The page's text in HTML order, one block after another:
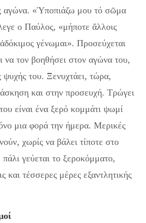
αγώνα. «Ὑποπιάζω μου τό σῶμα
ο Παύλος, «μήποτε ἄλλοις
γένωμαι». Προσεύχεται
να τον βοηθήσει στον αγώνα του,
ψυχής του. Ξενυχτάει, τώρα,
και στην προσευχή. Τρώγει
είναι ένα ξερό κομμάτι ψωμί
μια φορά την ήμερα. Μερικές
χωρίς να βάλει τίποτε στο
γεύεται το ξεροκόμματο,
και τέσσερες μέρες εξαντλητικής